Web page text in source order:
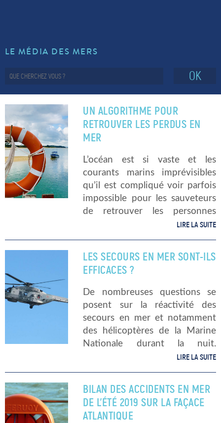
LE MÉDIA DES MERS
OK
UN ALGORITHME POUR
RETROUVER LES PERDUS EN
MER
L’océan est si vaste et les
courants marins imprévisibles
qu’il est compliqué voir parfois
impossible pour les sauveteurs
de retrouver les personnes
perdues dans l’océan…
technologie du Massachusetts
(MIT) ont mis au […]
LIRE LA SUITE
LES SECOURS EN MER SONT-ILS
EFFICACES ?
De nombreuses questions se
posent sur la réactivité des
secours en mer et notamment
des hélicoptères de la Marine
Nationale durant la nuit.
Efficace ou non ? Ces temps de
Mor-Glaz et […]
LIRE LA SUITE
BILAN DES ACCIDENTS EN MER
DE L’ÉTÉ 2019 SUR LA FAÇACE
ATLANTIQUE